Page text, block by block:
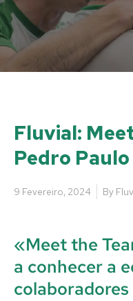
Fluvial:
Pedro Paulo
9 Fevereiro, 2024 By
«Meet the
a conhecer a